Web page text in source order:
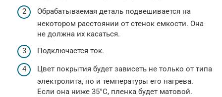
Обрабатываемая деталь подвешивается на
некотором расстоянии от стенок емкости. Она
не должна их касаться.
Подключается ток.
Цвет покрытия будет зависеть не только от типа
электролита, но и температуры его нагрева.
Если она ниже 35°С, пленка будет матовой.